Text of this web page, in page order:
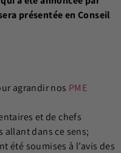
présentée en Conseil
agrandir nos PME
et de chefs
allant dans ce sens;
été soumises à l’avis des